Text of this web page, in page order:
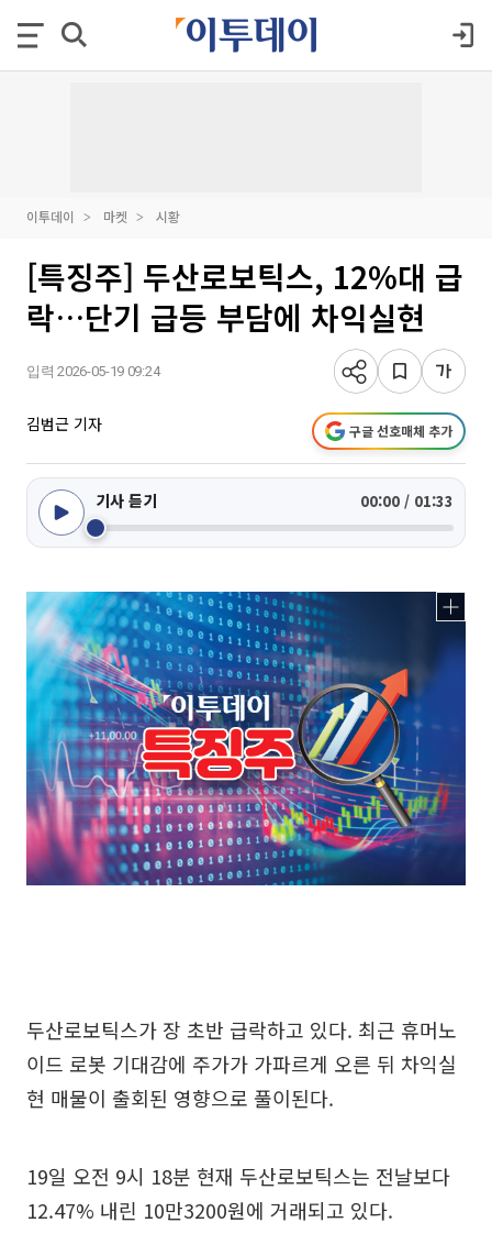
이투데이 마켓 시황
[특징주] 두산로보틱스, 12%대 급
락…단기 급등 부담에 차익실현
입력 2026-05-19 09:24
김범근 기자 구글 선호매체 추가
기사 듣기 00:00 / 01:33
두산로보틱스가 장 초반 급락하고 있다. 최근 휴머노
이드 로봇 기대감에 주가가 가파르게 오른 뒤 차익실
현 매물이 출회된 영향으로 풀이된다.
19일 오전 9시 18분 현재 두산로보틱스는 전날보다
12.47% 내린 10만3200원에 거래되고 있다.